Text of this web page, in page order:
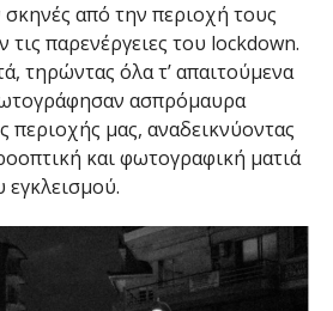
από την περιοχή τους
παρενέργειες του lockdown.
τηρώντας όλα τ’ απαιτούμενα
ασπρόμαυρα
περιοχής μας, αναδεικνύοντας
και φωτογραφική ματιά
εγκλεισμού.